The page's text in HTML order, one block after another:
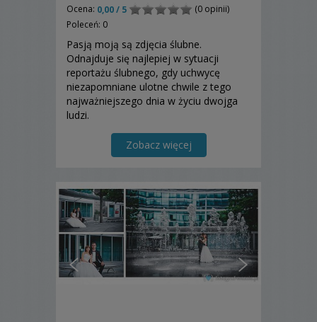
Ocena: 0,00 / 5
(0 opinii)
Poleceń: 0
Pasją moją są zdjęcia ślubne.
Odnajduje się najlepiej w sytuacji
reportażu ślubnego, gdy uchwycę
niezapomniane ulotne chwile z tego
najważniejszego dnia w życiu dwojga
ludzi.
Zobacz więcej